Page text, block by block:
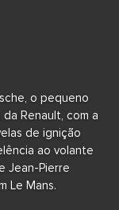
o pequeno
Renault, com a
de ignição
ao volante
Jean-Pierre
Le Mans.